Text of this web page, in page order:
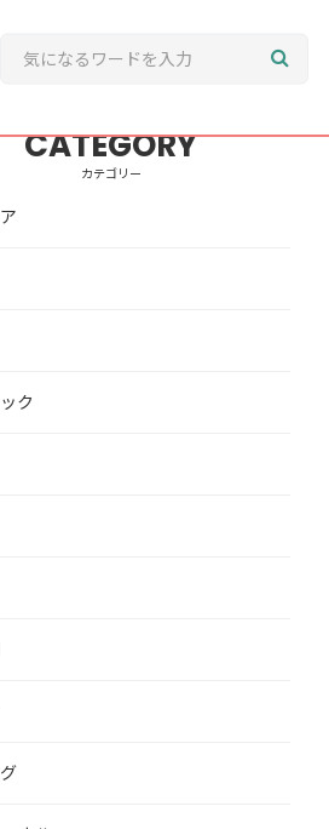
CATEGORY
カテゴリー
ク